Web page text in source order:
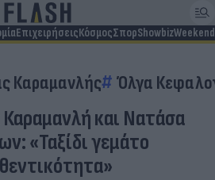
ΕπιχειρήσειςΚόσμοςΣπορShowbizWeekend
Καραμανλής Όλγα
και Νατάσα
«Ταξίδι γεμάτο